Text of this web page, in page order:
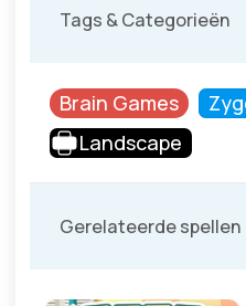
Tags & Categorieën
Brain Games
Landscape
Gerelateerde spellen